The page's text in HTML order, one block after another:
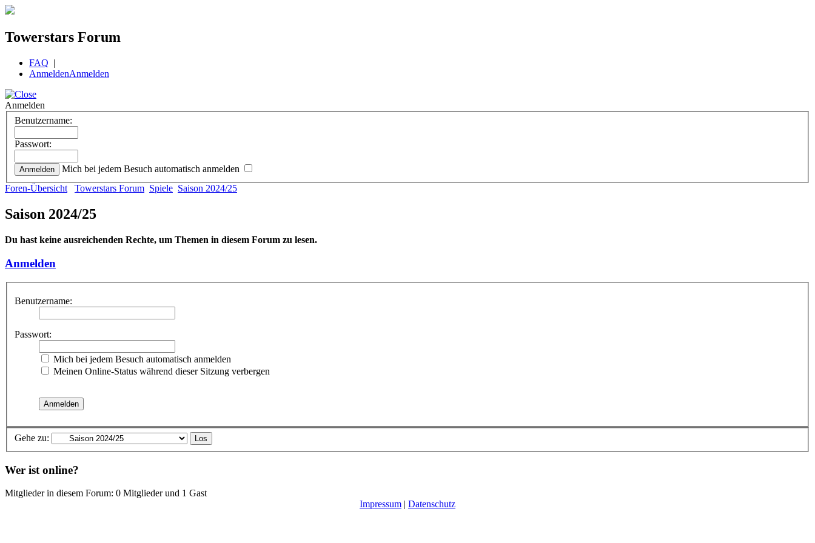
Towerstars Forum
FAQ |
AnmeldenAnmelden
Anmelden
Benutzername:
Passwort:
Mich bei jedem Besuch automatisch anmelden
Foren-Übersicht
Towerstars Forum Spiele Saison 2024/25
Saison 2024/25
Du hast keine ausreichenden Rechte, um Themen in diesem Forum zu lesen.
Anmelden
Benutzername:
Passwort:
Mich bei jedem Besuch automatisch anmelden
Meinen Online-Status während dieser Sitzung verbergen
Gehe zu:
Wer ist online?
Mitglieder in diesem Forum: 0 Mitglieder und 1 Gast
Impressum | Datenschutz